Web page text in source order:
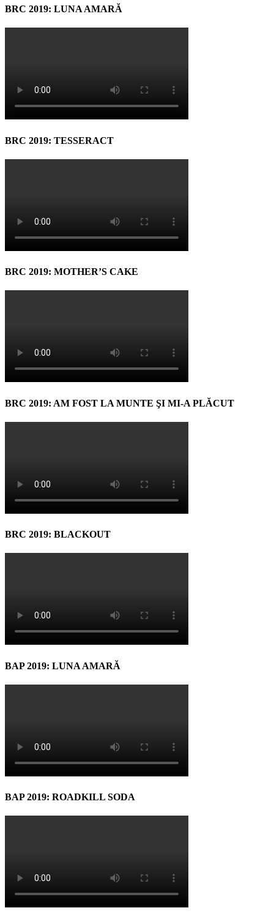
BRC 2019: LUNA AMARĂ
BRC 2019: TESSERACT
BRC 2019: MOTHER’S CAKE
BRC 2019: AM FOST LA MUNTE ŞI MI-A PLĂCUT
BRC 2019: BLACKOUT
BAP 2019: LUNA AMARĂ
BAP 2019: ROADKILL SODA